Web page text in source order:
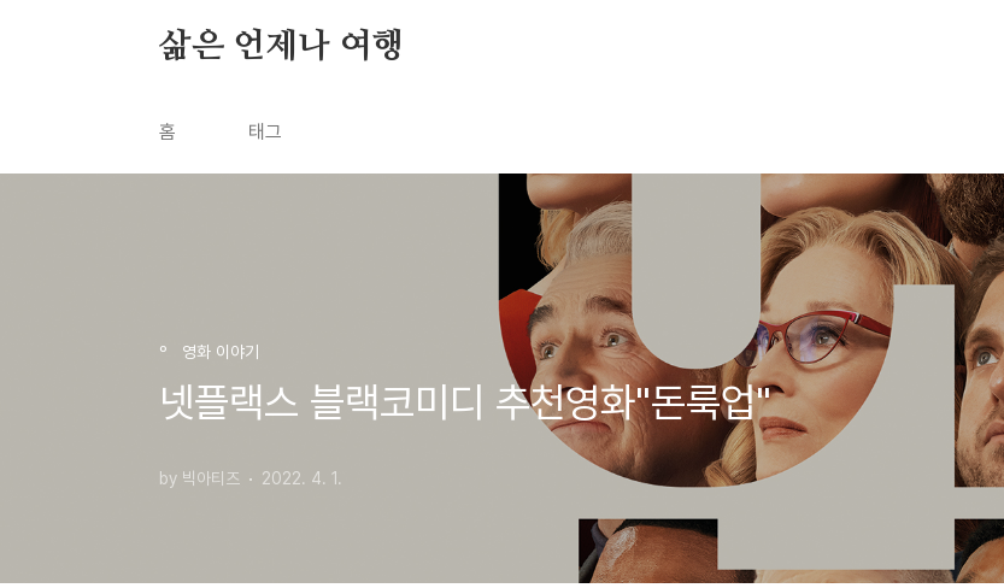
삶은 언제나 여행
홈 태그
º 영화 이야기
넷플랙스 블랙코미디 추천영화"돈룩업"
by 빅아티즈 2022. 4. 1.